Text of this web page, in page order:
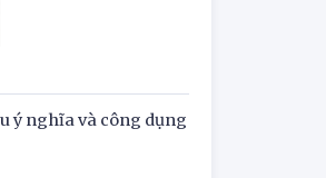
ý nghĩa và công dụng